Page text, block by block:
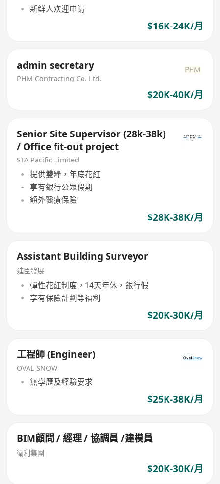
新鲜人欢迎申请
$16K-24K/月
admin secretary
PHM Contracting Co. Ltd.
$20K-40K/月
Senior Site Supervisor (28k-38k)
/ Office fit-out project
STA Pacific Limited
提供雙糧，年底花紅
享有銀行公眾假期
額外醫療保險
$28K-38K/月
Assistant Building Surveyor
廸臣發展
彈性花紅制度，14天年休，銀行假
享有保險計劃等福利
$20K-30K/月
工程師 (Engineer)
OVAL SNOW
無學歷及經驗要求
$25K-38K/月
BIM顧問 / 經理 / 協調員 /建模員
衛利集團
$20K-30K/月